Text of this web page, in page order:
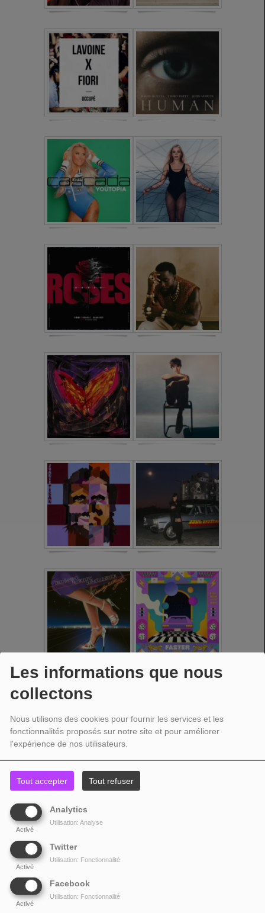
Les informations que nous
collectons
Nous utilisons des cookies pour fournir les services et les
fonctionnalités proposés sur notre site et pour améliorer
l'expérience de nos utilisateurs.
Tout accepter Tout refuser
Analytics
Activé
Utilisation: Analyse
Twitter
Activé
Utilisation: Fonctionnalité
Facebook
Activé
Utilisation: Fonctionnalité